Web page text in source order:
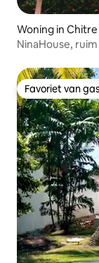
Woning in Chitre
NinaHouse,
Favoriet van
Favoriet van